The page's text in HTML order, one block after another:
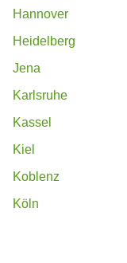
Hannover
Heidelberg
Jena
Karlsruhe
Kassel
Kiel
Koblenz
Köln